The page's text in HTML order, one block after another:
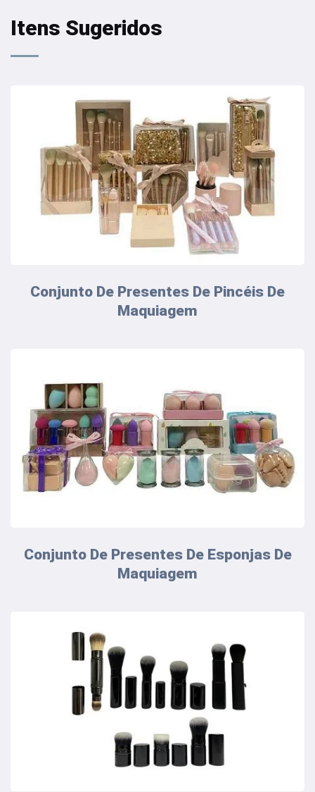
Itens Sugeridos
Conjunto De Presentes De Pincéis De
Maquiagem
Conjunto De Presentes De Esponjas De
Maquiagem